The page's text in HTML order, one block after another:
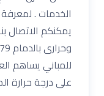
الخدمات .
يمكنكم الاتصال
للمباني يساهم
على درجة حرارة